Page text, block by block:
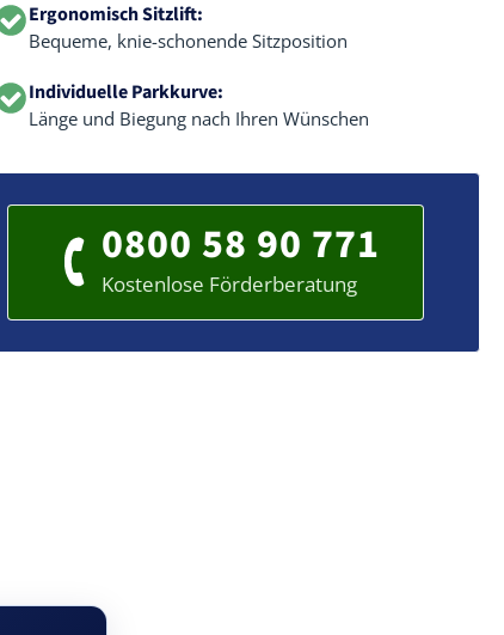
Ergonomisch Sitzlift:
Bequeme, knie-schonende Sitzposition
Individuelle Parkkurve:
Länge und Biegung nach Ihren Wünschen
0800 58 90 771
Kostenlose Förderberatung